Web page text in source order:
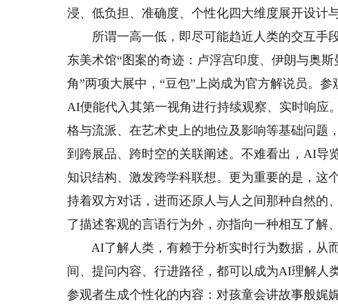
浸、低负担、准确度、个性化四大维度展开设计
所谓一高一低，即尽可能趋近人类的交互手
东美术馆“图案的奇迹：卢浮宫印度、伊朗与奥
角”两项大展中，“豆包”上岗成为官方解说员。
AI便能代入其第一视角进行持续观察、实时响应
格与流派、在艺术史上的地位及影响等基础问题
到跨展品、跨时空的关联阐述。不难看出，AI导
知识结构、激发跨学科联想。更为重要的是，这
持着双方对话，进而还原人与人之间那种自然的
了描述客观的言语行为外，亦指向一种相互了解
AI了解人类，有赖于分析实时行为数据，从
间、提问内容、行进路径，都可以成为AI理解人
参观者生成个性化的内容：对孩童会讲故事般娓